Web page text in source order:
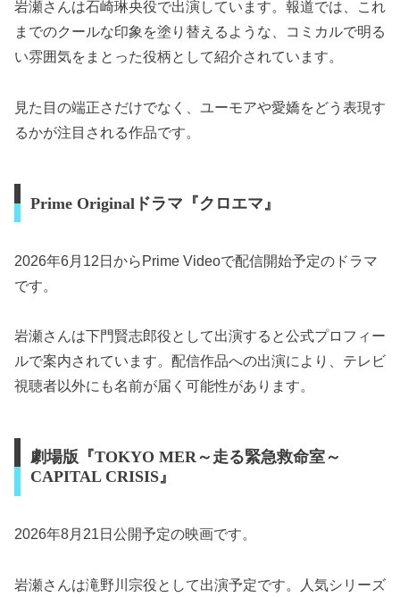
岩瀬さんは石崎琳央役で出演しています。報道では、これ
までのクールな印象を塗り替えるような、コミカルで明る
い雰囲気をまとった役柄として紹介されています。
見た目の端正さだけでなく、ユーモアや愛嬌をどう表現す
るかが注目される作品です。
Prime Originalドラマ『クロエマ』
2026年6月12日からPrime Videoで配信開始予定のドラマ
です。
岩瀬さんは下門賢志郎役として出演すると公式プロフィー
ルで案内されています。配信作品への出演により、テレビ
視聴者以外にも名前が届く可能性があります。
劇場版『TOKYO MER～走る緊急救命室～
CAPITAL CRISIS』
2026年8月21日公開予定の映画です。
岩瀬さんは滝野川宗役として出演予定です。人気シリーズ